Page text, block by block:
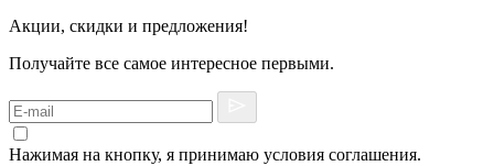
Акции, скидки и предложения!
Получайте все самое интересное первыми.
Нажимая на кнопку, я принимаю условия соглашения.